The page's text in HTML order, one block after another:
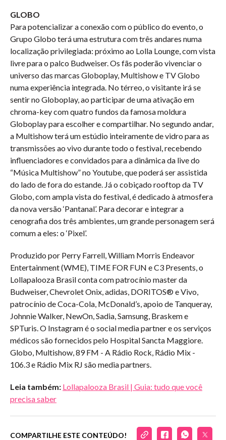
GLOBO
Para potencializar a conexão com o público do evento, o
Grupo Globo terá uma estrutura com três andares numa
localização privilegiada: próximo ao Lolla Lounge, com vista
livre para o palco Budweiser. Os fãs poderão vivenciar o
universo das marcas Globoplay, Multishow e TV Globo
numa experiência integrada. No térreo, o visitante irá se
sentir no Globoplay, ao participar de uma ativação em
chroma-key com quatro fundos da famosa moldura
Globoplay para escolher e compartilhar. No segundo andar,
a Multishow terá um estúdio inteiramente de vidro para as
transmissões ao vivo durante todo o festival, recebendo
influenciadores e convidados para a dinâmica da live do
“Música Multishow” no Youtube, que poderá ser assistida
do lado de fora do estande. Já o cobiçado rooftop da TV
Globo, com ampla vista do festival, é dedicado à atmosfera
da nova versão ‘Pantanal’. Para decorar e integrar a
cenografia dos três ambientes, um grande personagem será
comum a eles: o ‘Pixel’.
Produzido por Perry Farrell, William Morris Endeavor
Entertainment (WME), TIME FOR FUN e C3 Presents, o
Lollapalooza Brasil conta com patrocínio master da
Budweiser, Chevrolet Onix, adidas, DORITOS® e Vivo,
patrocínio de Coca-Cola, McDonald’s, apoio de Tanqueray,
Johnnie Walker, NewOn, Sadia, Samsung, Braskem e
SPTuris. O Instagram é o social media partner e os serviços
médicos são fornecidos pelo Hospital Sancta Maggiore.
Globo, Multishow, 89 FM - A Rádio Rock, Rádio Mix -
106.3 e Rádio Mix RJ são media partners.
Leia também: Lollapalooza Brasil | Guia: tudo que você
precisa saber
COMPARTILHE ESTE CONTEÚDO!